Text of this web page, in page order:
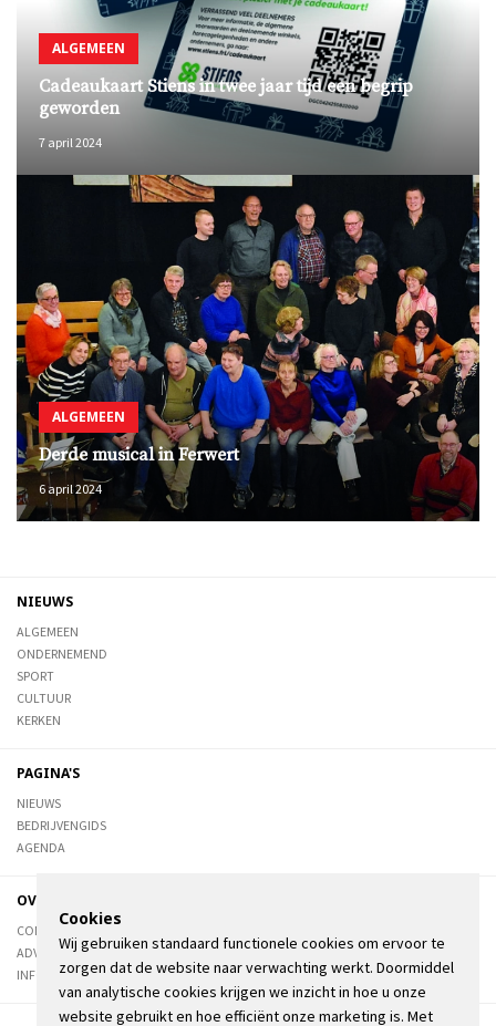
ALGEMEEN
Cadeaukaart Stiens in twee jaar tijd een begrip
geworden
7 april 2024
ALGEMEEN
Derde musical in Ferwert
6 april 2024
NIEUWS
ALGEMEEN
ONDERNEMEND
SPORT
CULTUUR
KERKEN
PAGINA'S
NIEUWS
BEDRIJVENGIDS
AGENDA
OVER DE STIENSER
CONTACT
ADVERTEREN
INFORMATIE
Cookies
Wij gebruiken standaard functionele cookies om ervoor te
zorgen dat de website naar verwachting werkt. Doormiddel
van analytische cookies krijgen we inzicht in hoe u onze
website gebruikt en hoe efficiënt onze marketing is. Met